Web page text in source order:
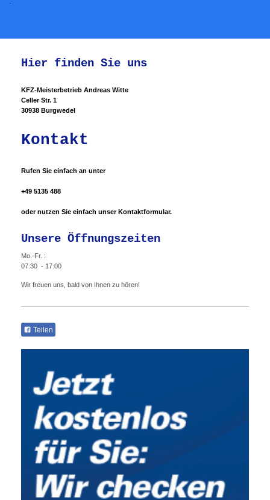
Hier finden Sie uns
KFZ-Meisterbetrieb Andreas Witte
Celler Str. 1
30938 Burgwedel
Kontakt
Rufen Sie einfach an unter
+49 5135 488
oder nutzen Sie einfach unser Kontaktformular.
Unsere Öffnungszeiten
Mo.-Fr. :
07:30 - 17:00
Wir freuen uns, bald von Ihnen zu hören!
Teilen